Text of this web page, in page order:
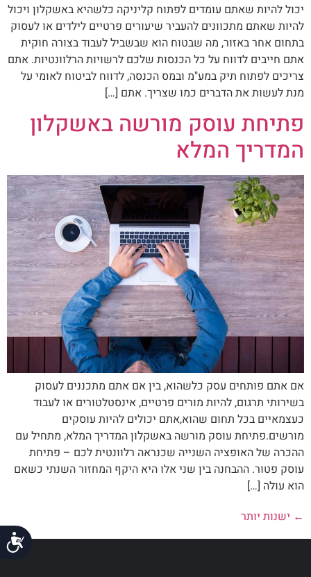
יכול להיות שאתם עומדים לפתוח קליניקה כלשהיא באשקלון ויכול
להיות שאתם מתכוונים להעביר שיעורים פרטיים לילדים או לעסוק
בתחום אחר באזור, מה שבטוח הוא שבשביל לעבוד בצורה חוקית
אתם חייבים לדווח על כל הכנסות שלכם לרשויות הרלוונטיות. אתם
צריכים לפתוח תיק במע"מ ובמס הכנסה, לדווח לביטוח לאומי על
מנת לעשות את הדברים כמו שצריך. אתם […]
פתיחת עוסק מורשה באשקלון
המדריך המלא
אם אתם פותחים עסק כלשהוא, בין אם אתם מתכננים לעסוק
בשירותי תרגום, להיות מורים פרטיים, אינסטלטורים או לעבוד
כעצמאיים בכל תחום שהוא,אתם יכולים להיות עוסקים
מורשים.פתיחת עוסק מורשה באשקלון המדריך המלא, מתחיל עם
ההכרה של האופציה השנייה שכנראה רלוונטית לכם – פתיחת
עוסק פטור. ההבחנה בין שני אלו היא היקף המחזור השנתי כשאם
הוא עולה […]
← ישנות יותר